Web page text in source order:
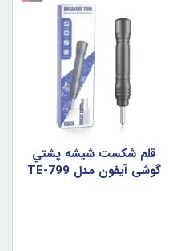
قلم شکست شيشه پشتي
گوشي آيفون مدل TE-799